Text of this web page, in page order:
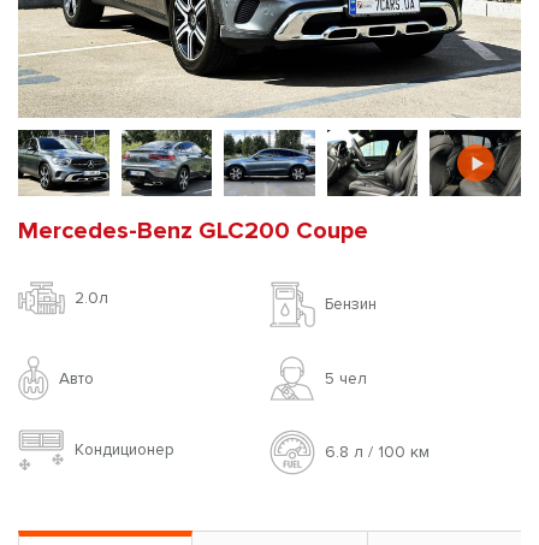
Mercedes-Benz GLC200 Coupe
2.0л Бензин
Авто 5 чел
Кондиционер 6.8 л / 100 км